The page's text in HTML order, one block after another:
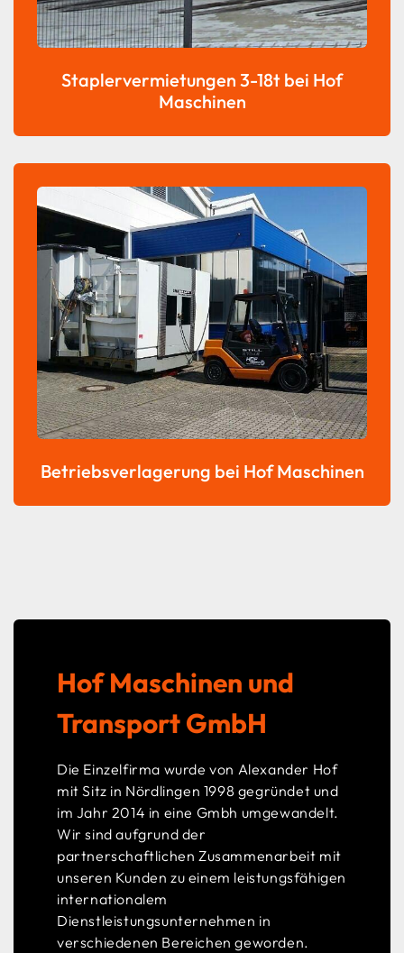
Staplervermietungen 3-18t bei Hof
Maschinen
Betriebsverlagerung bei Hof Maschinen
Hof Maschinen und
Transport GmbH
Die Einzelfirma wurde von Alexander Hof
mit Sitz in Nördlingen 1998 gegründet und
im Jahr 2014 in eine Gmbh umgewandelt.
Wir sind aufgrund der
partnerschaftlichen Zusammenarbeit mit
unseren Kunden zu einem leistungsfähigen
internationalem
Dienstleistungsunternehmen in
verschiedenen Bereichen geworden.